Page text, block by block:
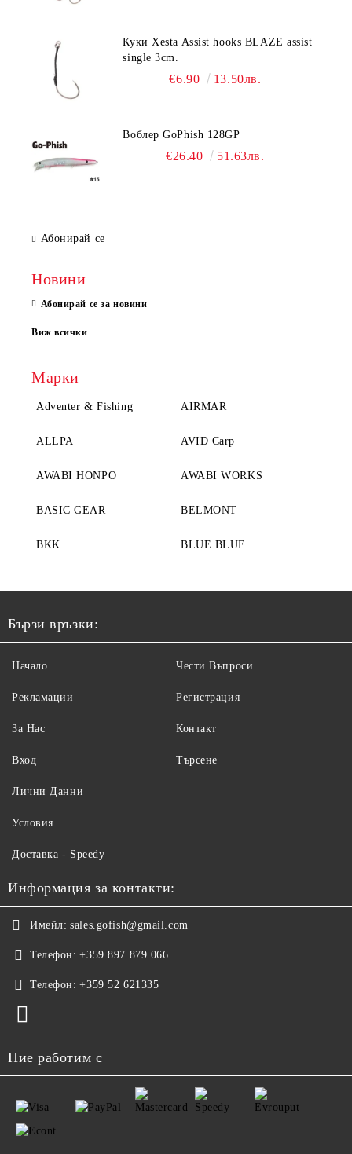
Куки Xesta Assist hooks BLAZE assist
single 3cm.
€6.90 13.50лв.
Воблер GoPhish 128GP
€26.40 51.63лв.
Абонирай се
Новини
Абонирай се за новини
Виж всички
Марки
Adventer & Fishing AIRMAR
ALLPA AVID Carp
AWABI HONPO AWABI WORKS
BASIC GEAR BELMONT
BKK BLUE BLUE
Бързи връзки:
Начало
Рекламации
За Нас
Вход
Чести Въпроси
Регистрация
Контакт
Търсене
Лични Данни
Условия
Доставка - Speedy
Информация за контакти:
Имейл: sales.gofish@gmail.com
Телефон: +359 897 879 066
Телефон: +359 52 621335
Ние работим с